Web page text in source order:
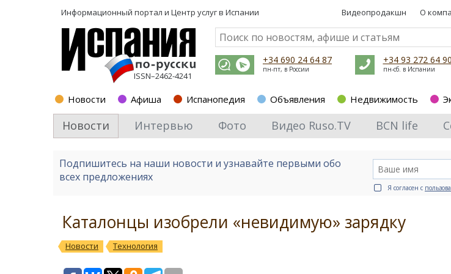
Информационный портал и Центр услуг в Испании Видеопродакшн О
ISSN–2462-4241
+34 690 24 64 87
пн-пт, в России
+34 93 272 64 90
пн-сб. в Испании
Новости Афиша Испанопедия Объявления Недвижимость
Новости Интервью Фото Видео Ruso.TV BCN life
Подпишитесь на наши новости и узнавайте первыми обо
всех предложениях
Я согласен с
Каталонцы изобрели «невидимую» зарядку
Новости Технология